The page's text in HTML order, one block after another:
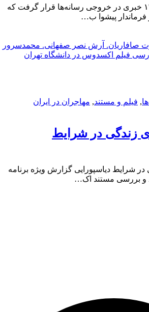
در روز ۱۹ فروردین ۱۳۹۹ خبری در خروجی رسانه‌ها قرار گرفت که
فرماندار پیشوا ب…
, فیلم و مستند, مهاجران در ایران
زندگی در شرایط
شرایط دیاسپورایی گزارش ویژه برنامه
و بررسی مستند اک…